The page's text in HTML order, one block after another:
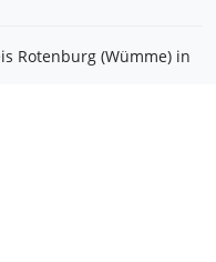
Rotenburg (Wümme) in